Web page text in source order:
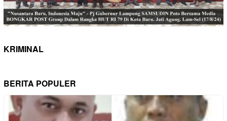
KRIMINAL
BERITA POPULER